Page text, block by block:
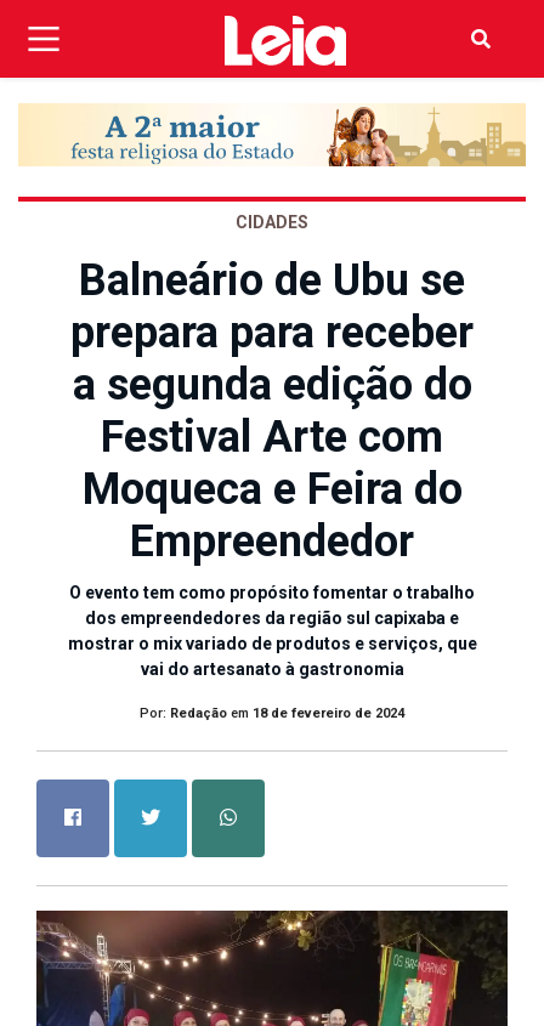
CIDADES
Balneário de Ubu se
prepara para receber
a segunda edição do
Festival Arte com
Moqueca e Feira do
Empreendedor
O evento tem como propósito fomentar o trabalho
dos empreendedores da região sul capixaba e
mostrar o mix variado de produtos e serviços, que
vai do artesanato à gastronomia
Por: Redação em 18 de fevereiro de 2024